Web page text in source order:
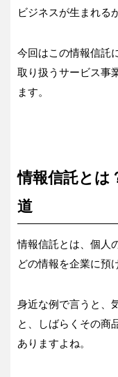
ビジネスが生まれる
今回はこの情報信託
取り扱うサービス事
ます。
情報信託とは
道
情報信託とは、個人
どの情報を企業に預
身近な例で言うと、
と、しばらくその商
ありますよね。